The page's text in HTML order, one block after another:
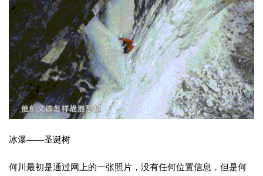
冰瀑——圣诞树
何川最初是通过网上的一张照片，没有任何位置信息，但是何